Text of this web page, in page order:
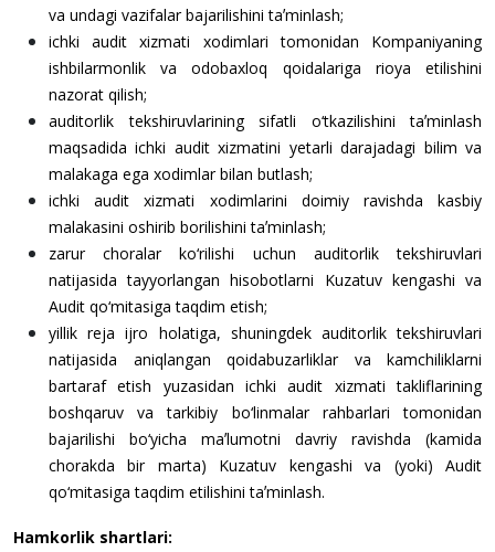
va undagi vazifalar bajarilishini taʼminlash;
ichki audit xizmati xodimlari tomonidan Kompaniyaning
ishbilarmonlik va odobaxloq qoidalariga rioya etilishini
nazorat qilish;
auditorlik tekshiruvlarining sifatli o‘tkazilishini taʼminlash
maqsadida ichki audit xizmatini yetarli darajadagi bilim va
malakaga ega xodimlar bilan butlash;
ichki audit xizmati xodimlarini doimiy ravishda kasbiy
malakasini oshirib borilishini taʼminlash;
zarur choralar ko‘rilishi uchun auditorlik tekshiruvlari
natijasida tayyorlangan hisobotlarni Kuzatuv kengashi va
Audit qo‘mitasiga taqdim etish;
yillik reja ijro holatiga, shuningdek auditorlik tekshiruvlari
natijasida aniqlangan qoidabuzarliklar va kamchiliklarni
bartaraf etish yuzasidan ichki audit xizmati takliflarining
boshqaruv va tarkibiy bo‘linmalar rahbarlari tomonidan
bajarilishi bo‘yicha maʼlumotni davriy ravishda (kamida
chorakda bir marta) Kuzatuv kengashi va (yoki) Audit
qo‘mitasiga taqdim etilishini taʼminlash.
Hamkorlik shartlari: